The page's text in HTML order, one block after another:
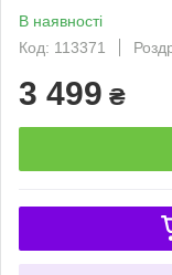
В наявності
Код: 113371
3 499 ₴